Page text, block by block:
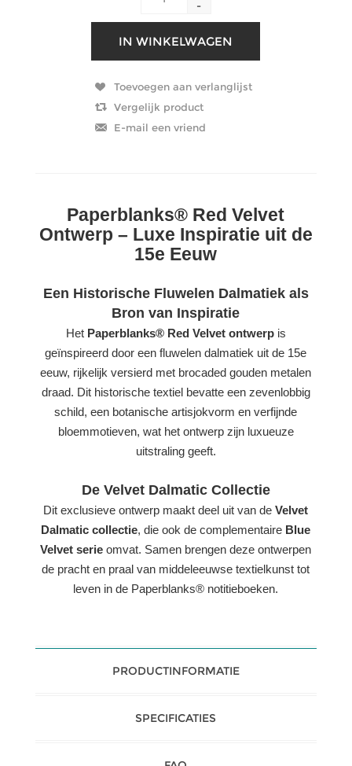
-
Paperblanks® Red Velvet
Ontwerp – Luxe Inspiratie uit de
15e Eeuw
Een Historische Fluwelen Dalmatiek als
Bron van Inspiratie
Het Paperblanks® Red Velvet ontwerpis
geïnspireerd door een fluwelen dalmatiek uit de 15e
eeuw, rijkelijk versierd met brocaded gouden metalen
draad. Dit historische textiel bevatte een zevenlobbig
schild, een botanische artisjokvorm en verfijnde
bloemmotieven, wat het ontwerp zijn luxueuze
uitstraling geeft.
De Velvet Dalmatic Collectie
Dit exclusieve ontwerp maakt deel uit van deVelvet
Dalmatic collectie, die ook de complementaire Blue
Velvet serie omvat. Samen brengen deze ontwerpen
de pracht en praal van middeleeuwse textielkunst tot
leven in de Paperblanks® notitieboeken.
PRODUCTINFORMATIE
SPECIFICATIES